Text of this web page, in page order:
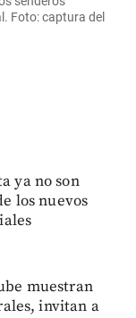
Foto: captura del
ya no son
los nuevos
muestran
invitan a